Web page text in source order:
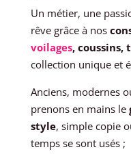
Un métier, une
rêve grâce à nos
voilages, coussins,
collection unique et
Anciens, modernes
prenons en mains le
style, simple copie
temps se sont usés ;